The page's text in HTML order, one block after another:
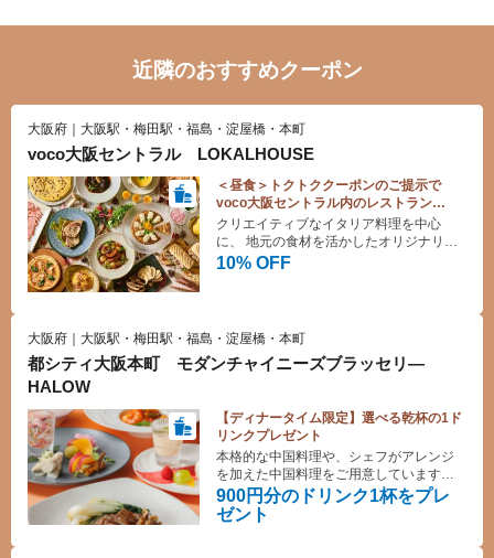
近隣のおすすめクーポン
大阪府｜大阪駅・梅田駅・福島・淀屋橋・本町
voco大阪セントラル LOKALHOUSE
＜昼食＞トクトククーポンのご提示で
voco大阪セントラル内のレストラン
【LOKALHOUSE】
10%OFF♪
10% OFF
クリエイティブなイタリア料理を中心
に、 地元の食材を活かしたオリジナリテ
ィ溢れるメニューを多数ご用意しており
大阪府｜大阪駅・梅田駅・福島・淀屋橋・本町
都シティ大阪本町 モダンチャイニーズブラッセリ―
HALOW
【ディナータイム限定】選べる乾杯の1ド
リンクプレゼント
900円分のドリンク1杯をプレ
ゼント
本格的な中国料理や、シェフがアレンジ
を加えた中国料理をご用意しています。
旅の最後に、ワインでおしゃれに乾杯し
ながら、ディナーコースをお楽しみくだ
さい。